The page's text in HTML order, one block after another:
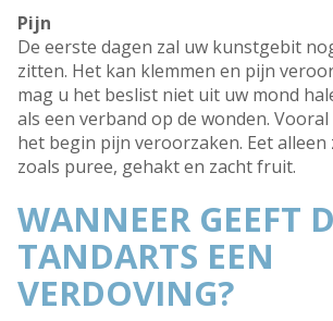
Pijn
De eerste dagen zal uw kunstgebit
zitten. Het kan klemmen en pijn
mag u het beslist niet uit uw mond
als een verband op de wonden.
het begin pijn veroorzaken. Eet alleen
zoals puree, gehakt en zacht fruit.
WANNEER GEEFT
TANDARTS EEN
VERDOVING?